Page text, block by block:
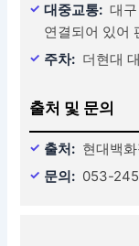
대중교통: 대
연결되어 있어
주차: 더현대
출처 및 문의
출처: 현대백
문의: 053-